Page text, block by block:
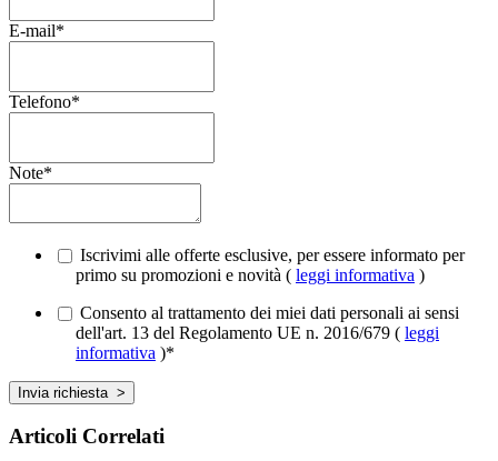
E-mail*
Telefono*
Note*
Iscrivimi alle offerte esclusive, per essere informato per
primo su promozioni e novità ( leggi informativa )
Consento al trattamento dei miei dati personali ai sensi
dell'art. 13 del Regolamento UE n. 2016/679 ( leggi
informativa )*
Articoli Correlati